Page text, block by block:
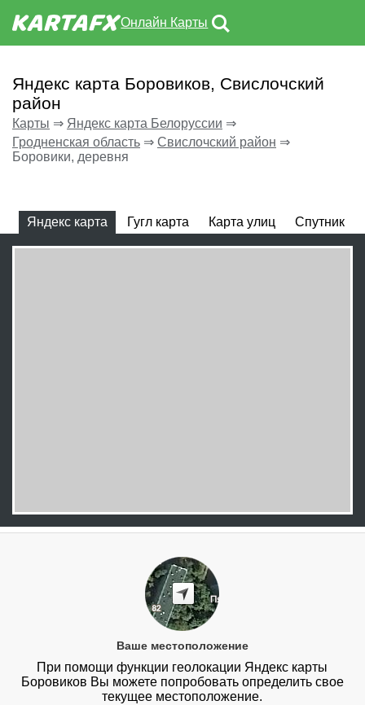
Онлайн Карты
Яндекс карта Боровиков, Свислочский
район
Карты ⇒ Яндекс карта Белоруссии ⇒
Гродненская область ⇒ Свислочский район ⇒
Боровики, деревня
Яндекс карта Гугл карта Карта улиц Спутник
Ваше местоположение
При помощи функции геолокации Яндекс карты
Боровиков Вы можете попробовать определить свое
текущее местоположение.